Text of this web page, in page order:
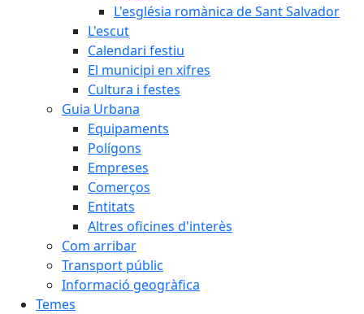
L'església romànica de Sant Salvador
L'escut
Calendari festiu
El municipi en xifres
Cultura i festes
Guia Urbana
Equipaments
Polígons
Empreses
Comerços
Entitats
Altres oficines d'interès
Com arribar
Transport públic
Informació geogràfica
Temes